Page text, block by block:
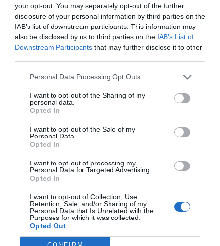
your opt-out. You may separately opt-out of the further
disclosure of your personal information by third parties on the
IAB’s list of downstream participants. This information may
also be disclosed by us to third parties on the IAB’s List of
Downstream Participants that may further disclose it to other
Personal Data Processing Opt Outs
I want to opt-out of the Sharing of my
personal data.
Opted In
I want to opt-out of the Sale of my
Personal Data.
Opted In
I want to opt-out of processing my
Personal Data for Targeted Advertising.
Opted In
I want to opt-out of Collection, Use,
Retention, Sale, and/or Sharing of my
Personal Data that Is Unrelated with the
Purposes for which it was collected.
Opted Out
senai lietuviešu dižciltīgo dzimtai.
Kad uzvārda maiņu atsaka
stāsta: “Ja salīdzinām ar kopējo saņemto iesniegumu
skaitu, lēmums par atteikumu uzvārda maiņai tiek
pieņemts ļoti retos gadījumos. Mūsu departaments
cilvēki par iespējamiem riskiem vārda vai uzvārda
vairāki gadījumi, kad tiek pieņemts atteikums
uzvārda maiņai. Piemēram, persona uzvārda maiņas
laikā ir sodīta, un sodāmība nav dzēsta vai noņemta,
vai arī cilvēks vēlas iegūt uzvārdu, kura rakstība
neatbilst latviešu valodas pareizrakstības
noteikumiem, tomēr principiāli uzstāj uz savu vēlmi